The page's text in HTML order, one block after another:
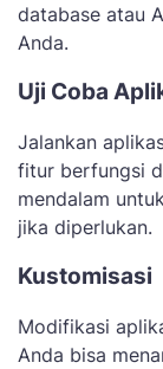
database atau
Anda.
Uji Coba
Jalankan
fitur berfungsi
mendalam
jika diperlukan.
Kustomisasi
Modifikasi
Anda bisa